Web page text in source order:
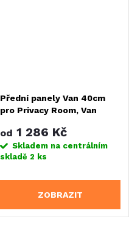
Přední panely Van 40cm
pro Privacy Room, Van
od 1 286 Kč
Skladem na centrálním
skladě 2 ks
ZOBRAZIT